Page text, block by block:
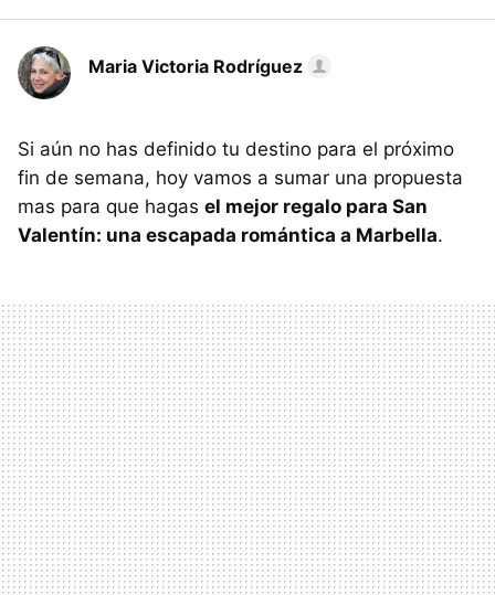
Maria Victoria Rodríguez
Si aún no has definido tu destino para el próximo
fin de semana, hoy vamos a sumar una propuesta
mas para que hagas el mejor regalo para San
Valentín: una escapada romántica a Marbella.